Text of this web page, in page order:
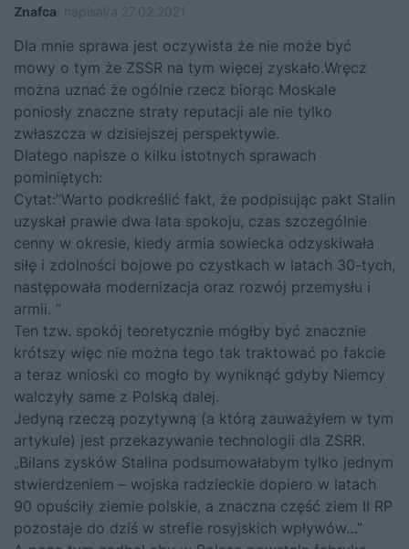
Znafca
Dla mnie sprawa jest oczywista że nie może być
mowy o tym że ZSSR na tym więcej zyskało.Wręcz
można uznać że ogólnie rzecz biorąc Moskale
poniosły znaczne straty reputacji ale nie tylko
zwłaszcza w dzisiejszej perspektywie.
Dlatego napisze o kilku istotnych sprawach
pominiętych:
Cytat:”Warto podkreślić fakt, że podpisując pakt Stalin
uzyskał prawie dwa lata spokoju, czas szczególnie
cenny w okresie, kiedy armia sowiecka odzyskiwała
siłę i zdolności bojowe po czystkach w latach 30-tych,
następowała modernizacja oraz rozwój przemysłu i
armii. ”
Ten tzw. spokój teoretycznie mógłby być znacznie
krótszy więc nie można tego tak traktować po fakcie
a teraz wnioski co mogło by wyniknąć gdyby Niemcy
walczyły same z Polską dalej.
Jedyną rzeczą pozytywną (a którą zauważyłem w tym
artykule) jest przekazywanie technologii dla ZSRR.
„Bilans zysków Stalina podsumowałabym tylko jednym
stwierdzeniem – wojska radzieckie dopiero w latach
90 opuściły ziemie polskie, a znaczna część ziem II RP
pozostaje do dziś w strefie rosyjskich wpływów…”